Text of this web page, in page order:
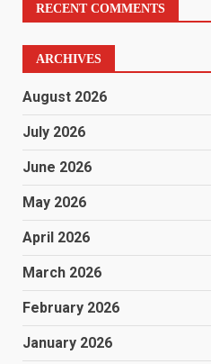
RECENT COMMENTS
ARCHIVES
August 2026
July 2026
June 2026
May 2026
April 2026
March 2026
February 2026
January 2026